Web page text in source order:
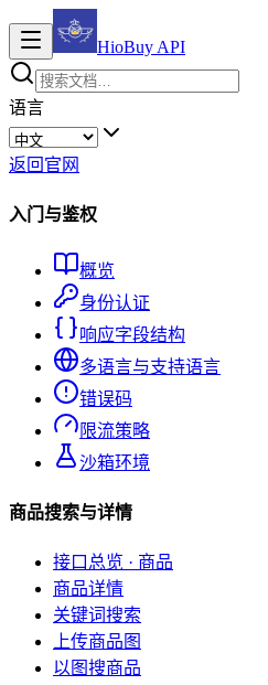
HioBuy API
语言
返回官网
入门与鉴权
概览
身份认证
响应字段结构
多语言与支持语言
错误码
限流策略
沙箱环境
商品搜索与详情
接口总览 · 商品
商品详情
关键词搜索
上传商品图
以图搜商品